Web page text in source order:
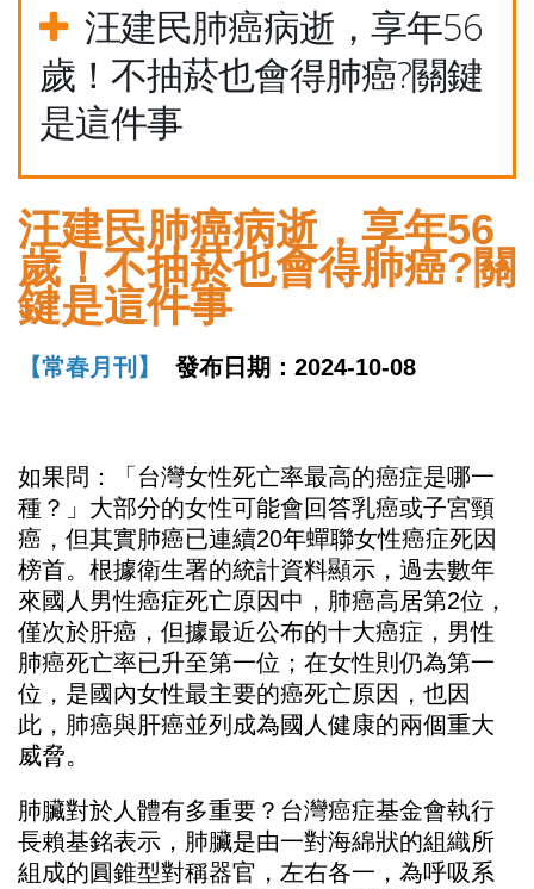
汪建民肺癌病逝，享年56
歲！不抽菸也會得肺癌?關鍵
是這件事
汪建民肺癌病逝，享年56
歲！不抽菸也會得肺癌?關
鍵是這件事
【常春月刊】 發布日期：2024-10-08
如果問：「台灣女性死亡率最高的癌症是哪一
種？」大部分的女性可能會回答乳癌或子宮頸
癌，但其實肺癌已連續20年蟬聯女性癌症死因
榜首。根據衛生署的統計資料顯示，過去數年
來國人男性癌症死亡原因中，肺癌高居第2位，
僅次於肝癌，但據最近公布的十大癌症，男性
肺癌死亡率已升至第一位；在女性則仍為第一
位，是國內女性最主要的癌死亡原因，也因
此，肺癌與肝癌並列成為國人健康的兩個重大
威脅。
肺臟對於人體有多重要？台灣癌症基金會執行
長賴基銘表示，肺臟是由一對海綿狀的組織所
組成的圓錐型對稱器官，左右各一，為呼吸系